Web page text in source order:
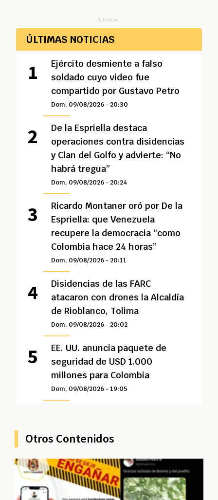
Publicidad
ÚLTIMAS NOTICIAS
Ejército desmiente a falso
soldado cuyo video fue
compartido por Gustavo Petro
Dom, 09/08/2026 - 20:30
De la Espriella destaca
operaciones contra disidencias
y Clan del Golfo y advierte: “No
habrá tregua”
Dom, 09/08/2026 - 20:24
Ricardo Montaner oró por De la
Espriella: que Venezuela
recupere la democracia “como
Colombia hace 24 horas”
Dom, 09/08/2026 - 20:11
Disidencias de las FARC
atacaron con drones la Alcaldía
de Rioblanco, Tolima
Dom, 09/08/2026 - 20:02
EE. UU. anuncia paquete de
seguridad de USD 1.000
millones para Colombia
Dom, 09/08/2026 - 19:05
Otros Contenidos